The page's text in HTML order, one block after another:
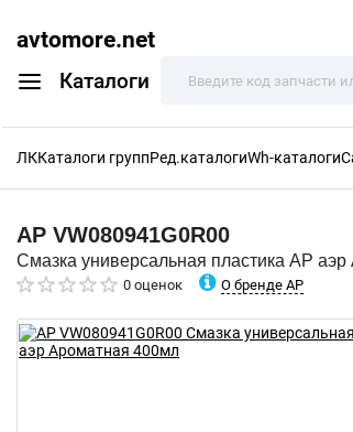
avtomore.net
Каталоги
ЛККаталоги группРед.каталогиWh-каталоги
AP VW080941G0R00
Смазка универсальная пластика AP
0 оценок О бренде AP